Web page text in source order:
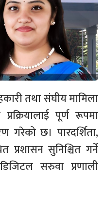
तथा संघीय मामिला
पूर्ण रूपमा
गरेको छ। पारदर्शिता,
प्रशासन सुनिश्चित गर्ने
सरुवा प्रणाली